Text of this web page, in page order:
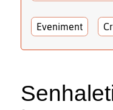
Eveniment